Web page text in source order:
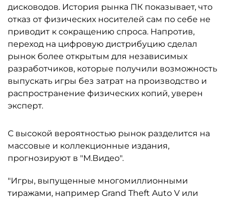
дисководов. История рынка ПК показывает, что
отказ от физических носителей сам по себе не
приводит к сокращению спроса. Напротив,
переход на цифровую дистрибуцию сделал
рынок более открытым для независимых
разработчиков, которые получили возможность
выпускать игры без затрат на производство и
распространение физических копий, уверен
эксперт.
С высокой вероятностью рынок разделится на
массовые и коллекционные издания,
прогнозируют в "М.Видео".
"Игры, выпущенные многомиллионными
тиражами, например Grand Theft Auto V или